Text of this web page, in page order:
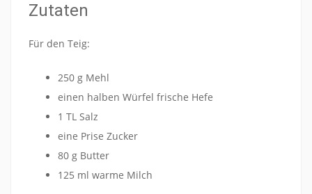
Zutaten
Für den Teig:
250 g Mehl
einen halben Würfel frische Hefe
1 TL Salz
eine Prise Zucker
80 g Butter
125 ml warme Milch